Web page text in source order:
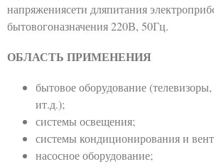
напряжениясети дляпитания
бытовогоназначения 220В, 50Гц.
ОБЛАСТЬ ПРИМЕНЕНИЯ
бытовое оборудование
ит.д.);
системы освещения;
системы кондиционирования и
насосное оборудование;